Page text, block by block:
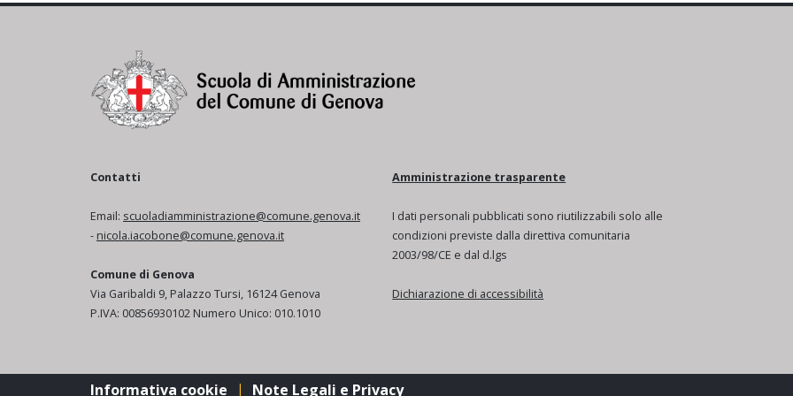
Contatti
Email: scuoladiamministrazione@comune.genova.it
- nicola.iacobone@comune.genova.it
Comune di Genova
Via Garibaldi 9, Palazzo Tursi, 16124 Genova
P.IVA: 00856930102 Numero Unico: 010.1010
Amministrazione trasparente
I dati personali pubblicati sono riutilizzabili solo alle
condizioni previste dalla direttiva comunitaria
2003/98/CE e dal d.lgs
Dichiarazione di accessibilità
Informativa cookie | Note Legali e Privacy